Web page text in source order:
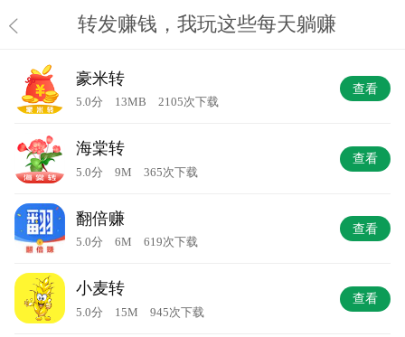
转发赚钱，我玩这些每天躺赚
豪米转
5.0分 13MB 2105次下载
查看
海棠转
5.0分 9M 365次下载
查看
翻倍赚
5.0分 6M 619次下载
查看
小麦转
5.0分 15M 945次下载
查看